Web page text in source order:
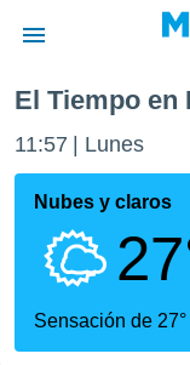
de
por
que se
calidad.
a este
las
El Tiempo en
11:57 Lunes
Nubes y claros
Sensación de 27°